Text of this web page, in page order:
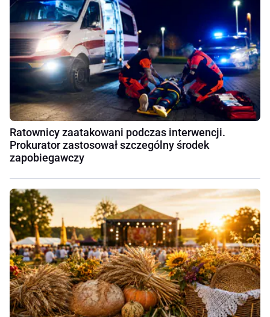
Ratownicy zaatakowani podczas interwencji.
Prokurator zastosował szczególny środek
zapobiegawczy